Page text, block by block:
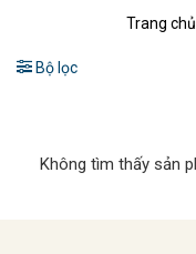
Trang chủ
Bộ lọc
Không tìm thấy sản